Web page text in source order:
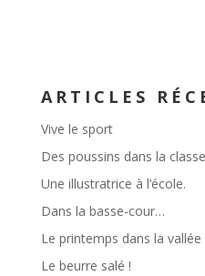
ARTICLES
Vive le sport
Des poussins dans la
Une illustratrice à l’école.
Dans la basse-cour…
Le printemps dans la vallée
Le beurre salé !